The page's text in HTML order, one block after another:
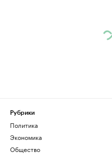
Рубрики
Политика
Экономика
Общество